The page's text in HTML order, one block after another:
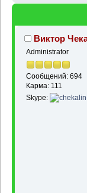
Виктор
Administrator
Сообщений: 694
Карма: 111
Skype: